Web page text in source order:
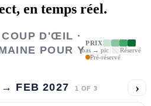
en temps réel.
D'ŒIL ·
POUR Y
PRIX
bas → pic
Réservé
Pré-réservé
→ FEB 2027 1 OF 3 ›